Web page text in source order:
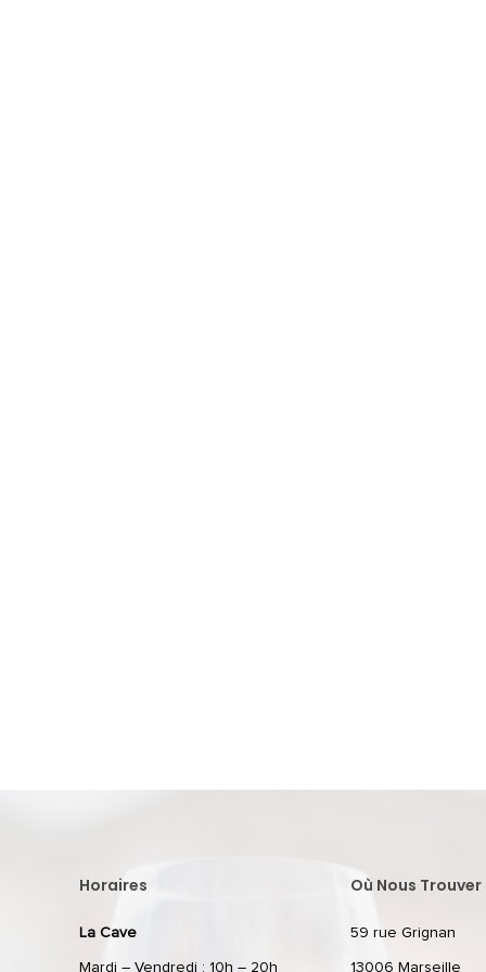
Horaires
La Cave
Mardi – Vendredi : 10h – 20h
Où Nous Trouver
59 rue Grignan
13006 Marseille